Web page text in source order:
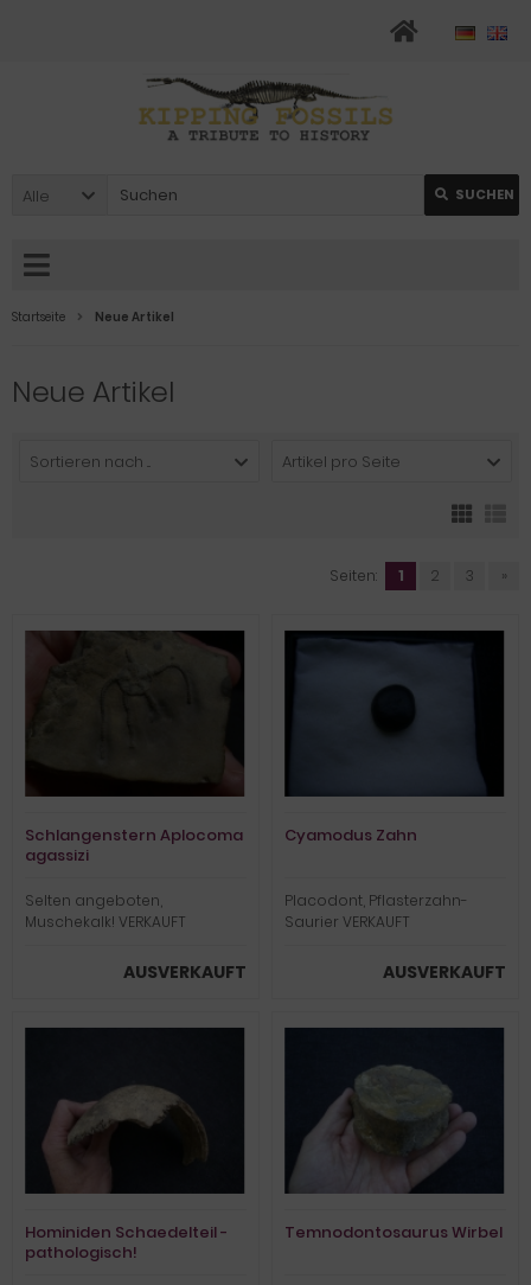
Alle SUCHEN
Startseite Neue Artikel
Neue Artikel
Sortieren nach ... Artikel pro Seite
Seiten: 1 2 3 »
Schlangenstern Aplocoma
agassizi
Selten angeboten,
Muschekalk! VERKAUFT
AUSVERKAUFT
Cyamodus Zahn
Placodont, Pflasterzahn-
Saurier VERKAUFT
AUSVERKAUFT
Hominiden Schaedelteil -
pathologisch!
Temnodontosaurus Wirbel